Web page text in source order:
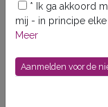
Uien
special
* Ik ga akkoord
mij - in principe
Meer